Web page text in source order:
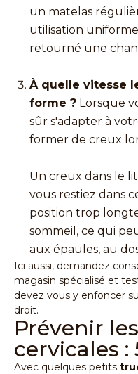
un matelas
utilisation
retourné une
À quelle vitesse
forme ? Lorsque
sûr s'adapter à
former de creux
Un creux dans le
vous restiez dans
position trop
sommeil, ce qui
aux épaules, au
Ici aussi, demandez
magasin spécialisé et
devez vous y enfoncer
droit.
Prévenir
cervicales :
Avec quelques petits